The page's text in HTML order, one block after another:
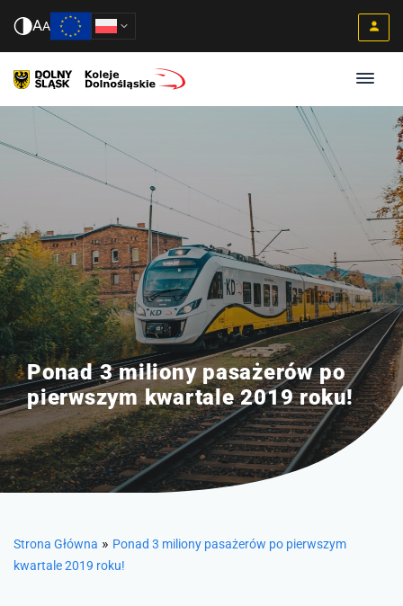
AA
Ponad 3 miliony pasażerów po
pierwszym kwartale 2019 roku!
Strona Główna » Ponad 3 miliony pasażerów po pierwszym
kwartale 2019 roku!